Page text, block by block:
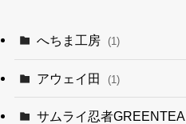
へちま工房 (1)
アウェイ田 (1)
サムライ忍者GREENTEA